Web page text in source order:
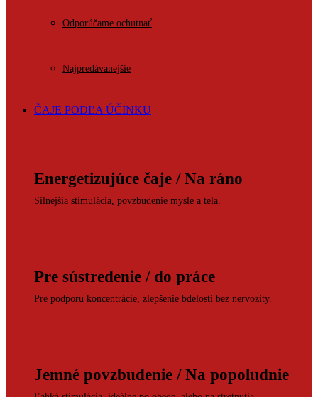
Odporúčame ochutnať
Najpredávanejšie
ČAJE PODĽA ÚČINKU
Energetizujúce čaje / Na ráno
Silnejšia stimulácia, povzbudenie mysle a tela.
Pre sústredenie / do práce
Pre podporu koncentrácie, zlepšenie bdelosti bez nervozity.
Jemné povzbudenie / Na popoludnie